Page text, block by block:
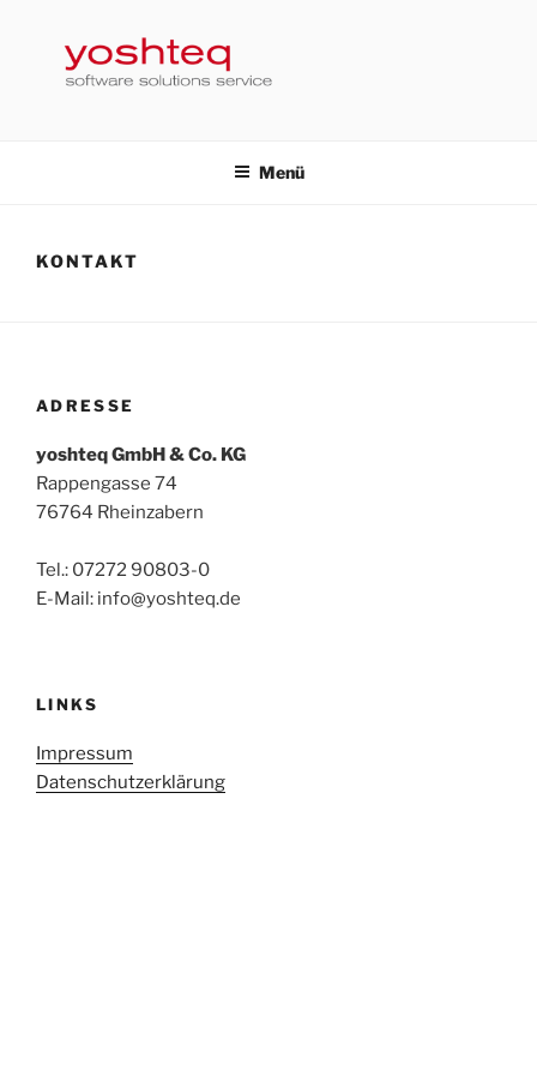
springen
Menü
KONTAKT
ADRESSE
yoshteq GmbH & Co. KG
Rappengasse 74
76764 Rheinzabern
Tel.: 07272 90803-0
E-Mail: info@yoshteq.de
LINKS
Impressum
Datenschutzerklärung